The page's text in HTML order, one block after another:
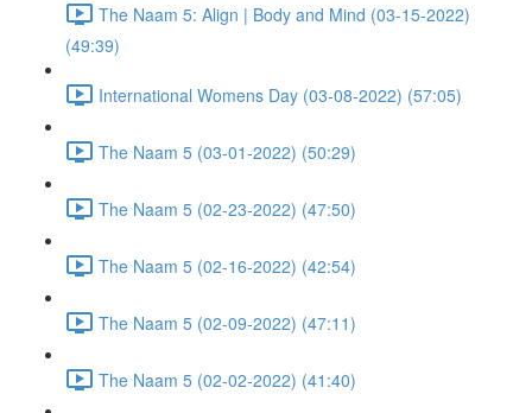
The Naam 5: Align | Body and Mind (03-15-2022)
(49:39)
International Womens Day (03-08-2022) (57:05)
The Naam 5 (03-01-2022) (50:29)
The Naam 5 (02-23-2022) (47:50)
The Naam 5 (02-16-2022) (42:54)
The Naam 5 (02-09-2022) (47:11)
The Naam 5 (02-02-2022) (41:40)